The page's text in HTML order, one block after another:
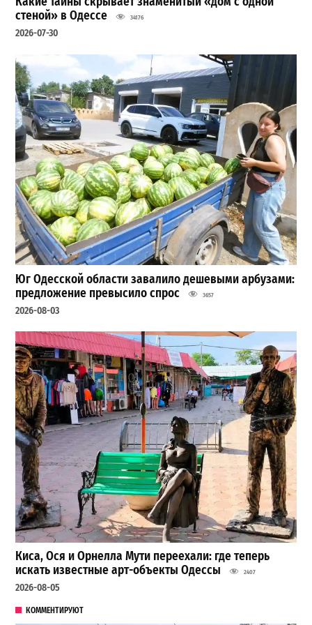
стеной» в Одессе
34176
2026-07-30
Юг Одесской области завалило дешевыми арбузами:
предложение превысило спрос
3657
2026-08-03
Киса, Ося и Орнелла Мути переехали: где теперь
искать известные арт-объекты Одессы
2407
2026-08-05
КОММЕНТИРУЮТ